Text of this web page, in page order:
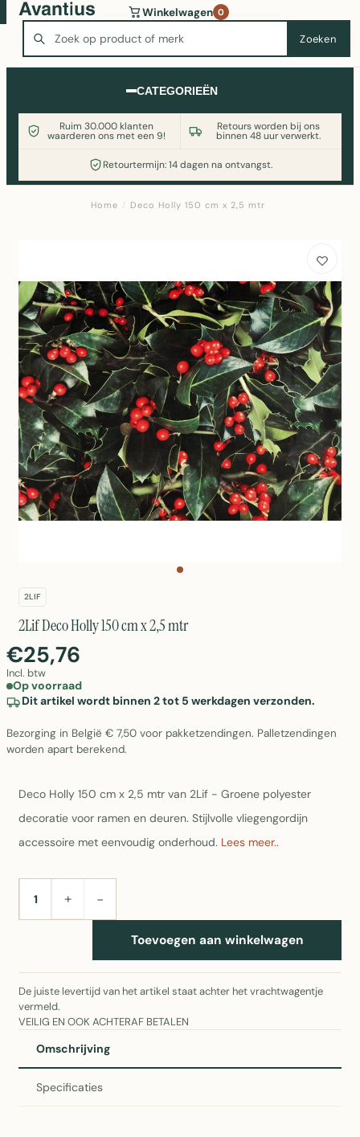
Zoeken
Winkelwagen 0
CATEGORIEËN
Ruim 30.000 klanten
waarderen ons met een 9!
Retours worden bij ons
binnen 48 uur verwerkt.
Retourtermijn: 14 dagen na ontvangst.
Wasmachine of koelkast nodig? Vergelijk alle prijzen op
Witgoedaanbod.nl
Home / Deco Holly 150 cm x 2,5 mtr
2LIF
2Lif Deco Holly 150 cm x 2,5 mtr
€25,76
Incl. btw
Op voorraad
Dit artikel wordt binnen 2 tot 5 werkdagen verzonden.
Bezorging in België € 7,50 voor pakketzendingen. Palletzendingen
worden apart berekend.
Deco Holly 150 cm x 2,5 mtr van 2Lif - Groene polyester
decoratie voor ramen en deuren. Stijlvolle vliegengordijn
accessoire met eenvoudig onderhoud. Lees meer..
AANTAL+ −
Toevoegen aan winkelwagen
De juiste levertijd van het artikel staat achter het vrachtwagentje
vermeld.
VEILIG EN OOK ACHTERAF BETALEN
Omschrijving
Specificaties